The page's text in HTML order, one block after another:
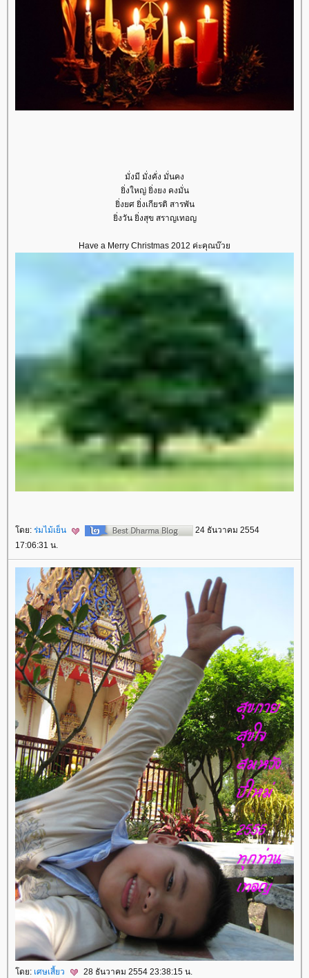
มั่งมี มั่งคั่ง มั่นคง
ิ่งใหญ่ ยิ่งยง คงมั่น
ิ่งยศ ยิ่งเกียรติ สารพัน
ิ่งวัน ยิ่งสุข สราญเทอญ
Have a Merry Christmas 2012 ค่ะคุณบ๊ว
ดย: ร่มไม้เย็น
24 ธันวาคม 2554
17:06:31 น.
ดย: เศษเสี้ยว 28 ธันวาคม 2554 23:38:15 น.